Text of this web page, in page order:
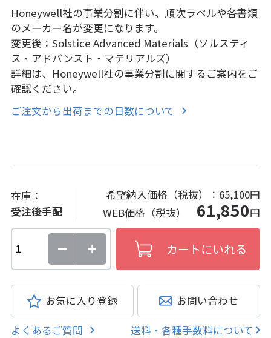
Honeywell社の事業分割に伴い、順次ラベルや各書類
のメーカー名が変更になります。
変更後：Solstice Advanced Materials（ソルスティ
ス・アドバンスト・マテリアルズ）
詳細は、Honeywell社の事業分割に関するご案内をご
確認ください。
ご注文から出荷までの日数について
在庫：
受注後手配
希望納入価格（税抜）： 65,100円
WEB価格（税抜） 61,850円
お気に入り登録 お問い合わせ
よくあるご質問 送料・各種手数料について